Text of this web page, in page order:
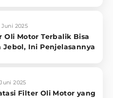
Juni 2025
Oli Motor Terbalik Bisa
Jebol, Ini Penjelasannya
2025
Filter Oli Motor yang